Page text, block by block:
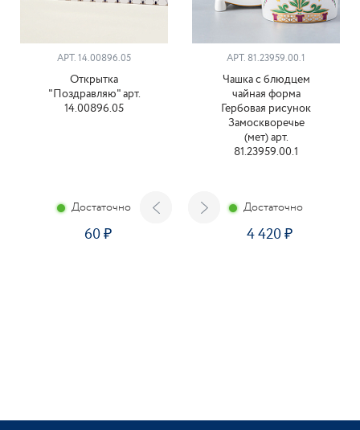
АРТ. 14.00896.05
Открытка
"Поздравляю" арт.
14.00896.05
Достаточно
60
АРТ. 81.23959.00.1
Чашка с блюдцем
чайная форма
Гербовая рисунок
Замоскворечье
(мет) арт.
81.23959.00.1
Достаточно
4 420